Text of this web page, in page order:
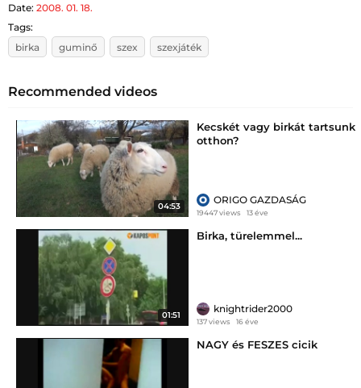
Date: 2008. 01. 18.
Tags:
birka
guminő szex szexjáték
Recommended videos
04:53
Kecskét vagy birkát tartsunk
otthon?
ORIGO GAZDASÁG
19447 views 13 éve
01:51
Birka, türelemmel...
knightrider2000
137 views 16 éve
NAGY és FESZES cicik